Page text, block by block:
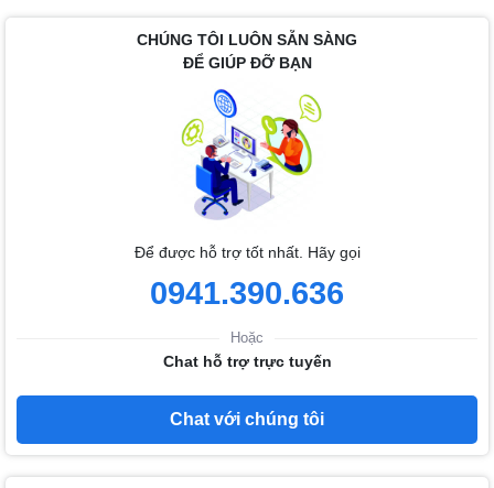
CHÚNG TÔI LUÔN SẴN SÀNG
ĐỂ GIÚP ĐỠ BẠN
Để được hỗ trợ tốt nhất. Hãy gọi
0941.390.636
Hoặc
Chat hỗ trợ trực tuyến
Chat với chúng tôi